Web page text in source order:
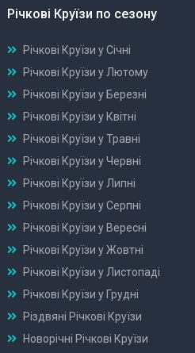
Річкові Круїзи по сезону
Річкові Круїзи у Січні
Річкові Круїзи у Лютому
Річкові Круїзи у Березні
Річкові Круїзи у Квітні
Річкові Круїзи у Травні
Річкові Круїзи у Червні
Річкові Круїзи у Липні
Річкові Круїзи у Серпні
Річкові Круїзи у Вересні
Річкові Круїзи у Жовтні
Річкові Круїзи у Листопаді
Річкові Круїзи у Грудні
Різдвяні Річкові Круїзи
Новорічні Річкові Круїзи